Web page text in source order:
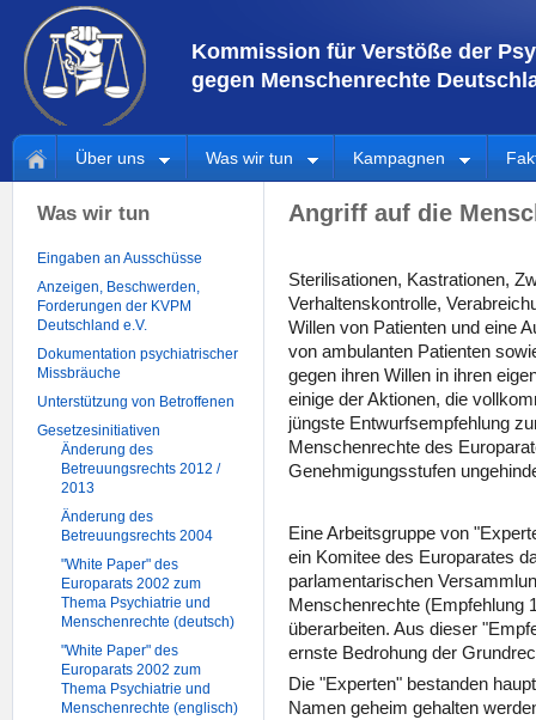
Kommission für Verstöße der
gegen Menschenrechte
Über uns Was wir tun Kampagnen
Was wir tun
Eingaben an Ausschüsse
Anzeigen, Beschwerden,
Forderungen der KVPM
Deutschland e.V.
Dokumentation psychiatrischer
Missbräuche
Unterstützung von Betroffenen
Gesetzesinitiativen
Änderung des
Betreuungsrechts 2012 /
2013
Änderung des
Betreuungsrechts 2004
"White Paper" des
Europarats 2002 zum
Thema Psychiatrie und
Menschenrechte (deutsch)
"White Paper" des
Europarats 2002 zum
Thema Psychiatrie und
Menschenrechte (englisch)
Angriff auf die
Sterilisationen, Kastrationen,
Verhaltenskontrolle,
Willen von Patienten und eine
von ambulanten Patienten
gegen ihren Willen in ihren
einige der Aktionen, die
jüngste Entwurfsempfehlung
Menschenrechte des
Genehmigungsstufen
Eine Arbeitsgruppe von
ein Komitee des Europarates
parlamentarischen
Menschenrechte (Empfehlung
überarbeiten. Aus dieser
ernste Bedrohung der
Die "Experten" bestanden
Namen geheim gehalten